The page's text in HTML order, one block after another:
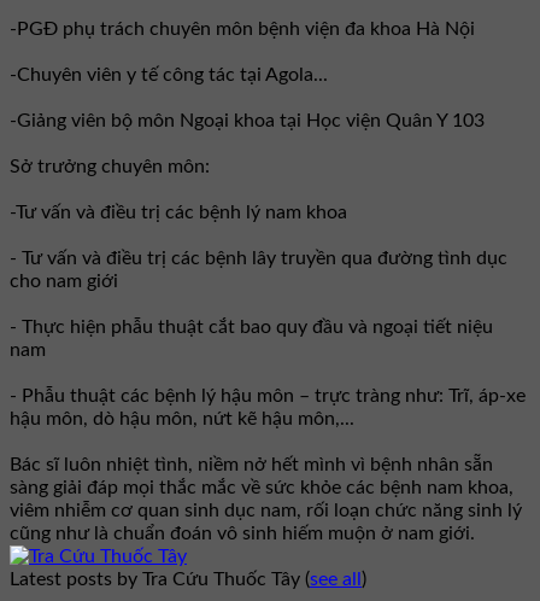
-PGĐ phụ trách chuyên môn bệnh viện đa khoa Hà Nội
-Chuyên viên y tế công tác tại Agola...
-Giảng viên bộ môn Ngoại khoa tại Học viện Quân Y 103
Sở trưởng chuyên môn:
-Tư vấn và điều trị các bệnh lý nam khoa
- Tư vấn và điều trị các bệnh lây truyền qua đường tình dục
cho nam giới
- Thực hiện phẫu thuật cắt bao quy đầu và ngoại tiết niệu
nam
- Phẫu thuật các bệnh lý hậu môn – trực tràng như: Trĩ, áp-xe
hậu môn, dò hậu môn, nứt kẽ hậu môn,...
Bác sĩ luôn nhiệt tình, niềm nở hết mình vì bệnh nhân sẵn
sàng giải đáp mọi thắc mắc về sức khỏe các bệnh nam khoa,
viêm nhiễm cơ quan sinh dục nam, rối loạn chức năng sinh lý
cũng như là chuẩn đoán vô sinh hiếm muộn ở nam giới.
Latest posts by Tra Cứu Thuốc Tây (see all )